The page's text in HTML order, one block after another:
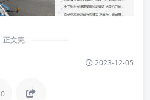
正文完
2023-12-05
0